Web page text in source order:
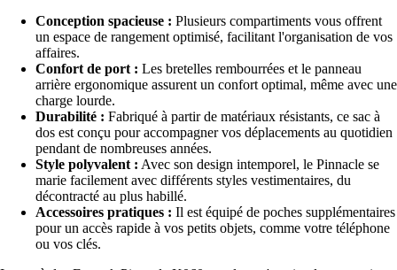
Conception spacieuse : Plusieurs compartiments vous offrent
un espace de rangement optimisé, facilitant l'organisation de vos
affaires.
Confort de port : Les bretelles rembourrées et le panneau
arrière ergonomique assurent un confort optimal, même avec une
charge lourde.
Durabilité : Fabriqué à partir de matériaux résistants, ce sac à
dos est conçu pour accompagner vos déplacements au quotidien
pendant de nombreuses années.
Style polyvalent : Avec son design intemporel, le Pinnacle se
marie facilement avec différents styles vestimentaires, du
décontracté au plus habillé.
Accessoires pratiques : Il est équipé de poches supplémentaires
pour un accès rapide à vos petits objets, comme votre téléphone
ou vos clés.